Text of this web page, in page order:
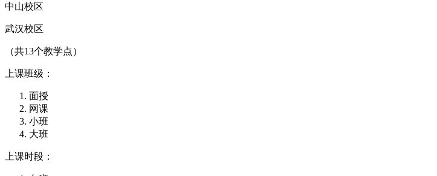
中山校区
武汉校区
（共13个教学点）
上课班级：
面授
网课
小班
大班
上课时段：